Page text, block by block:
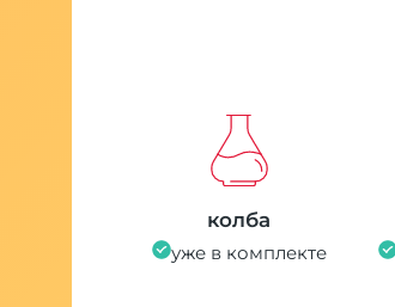
колба
уже в комплекте